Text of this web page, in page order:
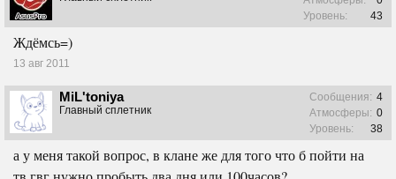
Уровень:
43
Ждёмсь=)
13 авг 2011
MiL'toniya
Главный сплетник
Сообщения: 4
Атмосферы: 0
Уровень:
38
а у меня такой вопрос, в клане же для того что б пойти на